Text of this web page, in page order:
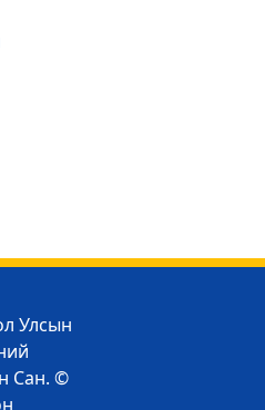
Улсын
Сан. ©